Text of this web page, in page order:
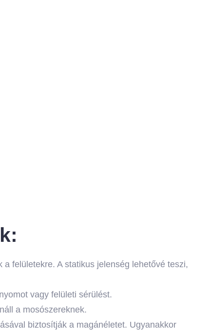
felületekre. A statikus jelenség lehetővé teszi,
vagy felületi sérülést.
a mosószereknek.
biztosítják a magánéletet. Ugyanakkor